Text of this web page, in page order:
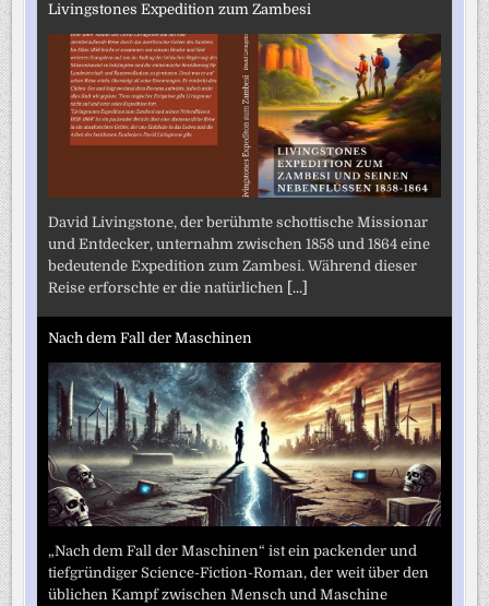
Livingstones Expedition zum Zambesi
David Livingstone, der berühmte schottische Missionar
und Entdecker, unternahm zwischen 1858 und 1864 eine
bedeutende Expedition zum Zambesi. Während dieser
Reise erforschte er die natürlichen
[...]
Nach dem Fall der Maschinen
„Nach dem Fall der Maschinen“ ist ein packender und
tiefgründiger Science-Fiction-Roman, der weit über den
üblichen Kampf zwischen Mensch und Maschine